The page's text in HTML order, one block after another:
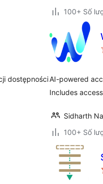
100+ Số
dostępnościAI-powered
Includes
Sidharth
100+ Số